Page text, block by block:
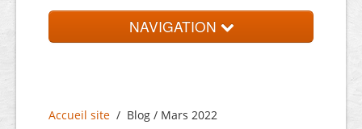
NAVIGATION
Mini dico
Accueil site / Blog / Mars 2022